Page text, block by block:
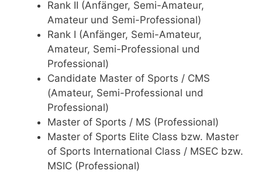
Rank II (Anfänger, Semi-Amateur,
Amateur und Semi-Professional)
Rank I (Anfänger, Semi-Amateur,
Amateur, Semi-Professional und
Professional)
Candidate Master of Sports / CMS
(Amateur, Semi-Professional und
Professional)
Master of Sports / MS (Professional)
Master of Sports Elite Class bzw. Master
of Sports International Class / MSEC bzw.
MSIC (Professional)